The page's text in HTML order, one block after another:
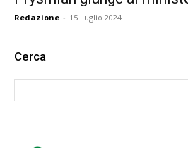
Redazione - 15 Luglio 2024
Cerca